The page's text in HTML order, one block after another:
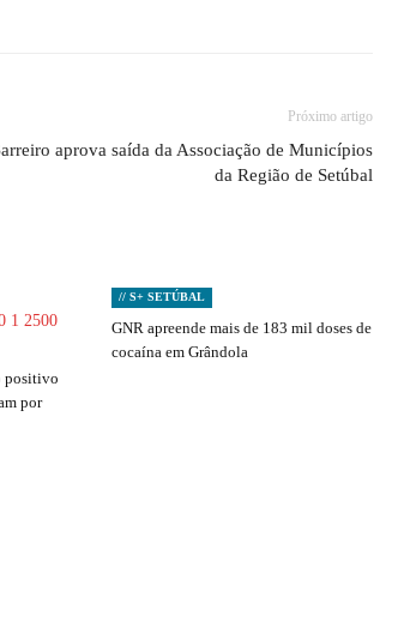
Próximo artigo
aprova saída da Associação de Municípios
da Região de Setúbal
positivo
por
// S+ SETÚBAL
GNR apreende mais de 183 mil doses de
cocaína em Grândola